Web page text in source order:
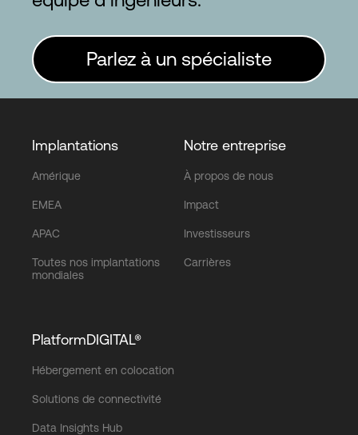
Parlez à un spécialiste
Implantations
Amérique
EMEA
APAC
Toutes nos implantations
mondiales
Notre entreprise
À propos de nous
Impact
Investisseurs
Carrières
PlatformDIGITAL®
Hébergement en colocation
Solutions de connectivité
Data Insights Hub